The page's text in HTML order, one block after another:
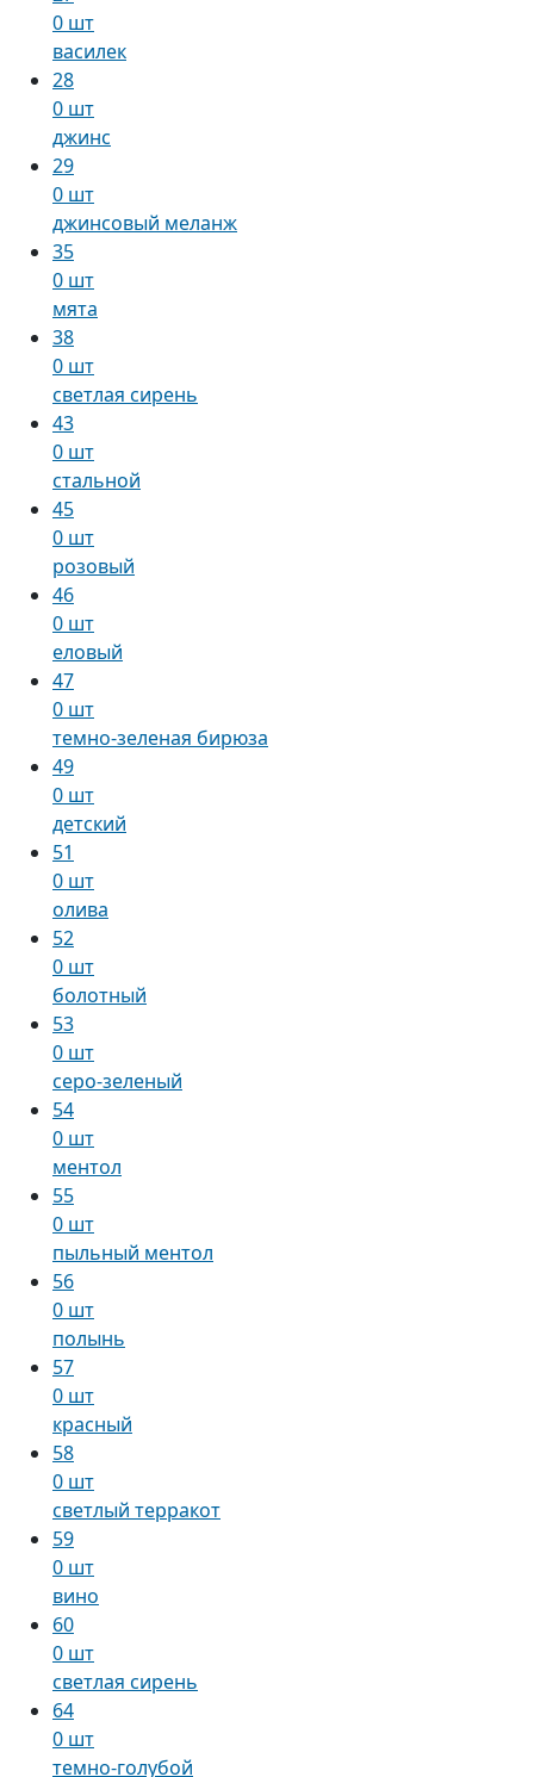
0 шт
василек
28
0 шт
джинс
29
0 шт
джинсовый меланж
35
0 шт
мята
38
0 шт
светлая сирень
43
0 шт
стальной
45
0 шт
розовый
46
0 шт
еловый
47
0 шт
темно-зеленая бирюза
49
0 шт
детский
51
0 шт
олива
52
0 шт
болотный
53
0 шт
серо-зеленый
54
0 шт
ментол
55
0 шт
пыльный ментол
56
0 шт
полынь
57
0 шт
красный
58
0 шт
светлый терракот
59
0 шт
вино
60
0 шт
светлая сирень
64
0 шт
темно-голубой